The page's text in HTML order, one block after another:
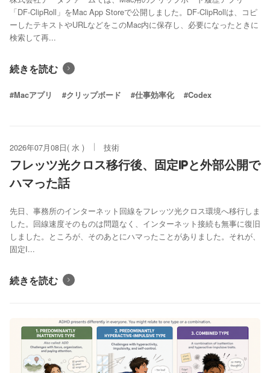
「DF-ClipRoll」をMac App Storeで公開しました。DF-ClipRollは、コピ
ーしたテキストやURLなどをこのMac内に保存し、必要になったときに
検索して再...
続きを読む
#Macアプリ #クリップボード #仕事効率化 #Codex
2026年07月08日( 水 ) 技術
フレッツ光クロス移行後、固定IPと外部公開で
ハマった話
先日、事務所のインターネット回線をフレッツ光クロス環境へ移行しま
した。回線速度そのものは問題なく、インターネット接続も無事に復旧
しました。ところが、そのあとにハマったことがありました。それが、
固定I...
続きを読む